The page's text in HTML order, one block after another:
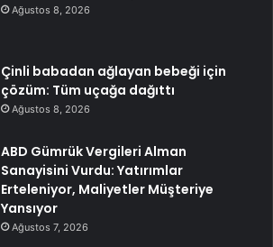
Ağustos 8, 2026
Çinli babadan ağlayan bebeği için
çözüm: Tüm uçağa dağıttı
Ağustos 8, 2026
ABD Gümrük Vergileri Alman
Sanayisini Vurdu: Yatırımlar
Erteleniyor, Maliyetler Müşteriye
Yansıyor
Ağustos 7, 2026